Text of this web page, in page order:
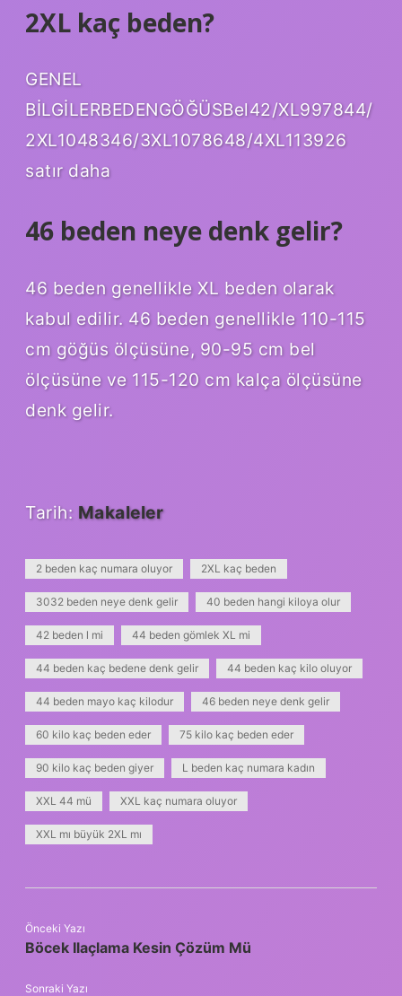
2XL kaç beden?
GENEL
BİLGİLERBEDENGÖĞÜSBel42/XL997844/
2XL1048346/3XL1078648/4XL113926
satır daha
46 beden neye denk gelir?
46 beden genellikle XL beden olarak
kabul edilir. 46 beden genellikle 110-115
cm göğüs ölçüsüne, 90-95 cm bel
ölçüsüne ve 115-120 cm kalça ölçüsüne
denk gelir.
Tarih: Makaleler
2 beden kaç numara oluyor 2XL kaç beden
3032 beden neye denk gelir 40 beden hangi kiloya olur
42 beden l mi 44 beden gömlek XL mi
44 beden kaç bedene denk gelir 44 beden kaç kilo oluyor
44 beden mayo kaç kilodur 46 beden neye denk gelir
60 kilo kaç beden eder 75 kilo kaç beden eder
90 kilo kaç beden giyer L beden kaç numara kadın
XXL 44 mü XXL kaç numara oluyor
XXL mı büyük 2XL mı
Önceki Yazı
Böcek Ilaçlama Kesin Çözüm Mü
Sonraki Yazı